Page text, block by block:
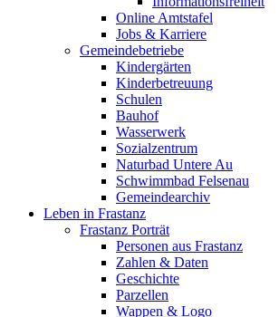
Online Amtstafel
Jobs & Karriere
Gemeindebetriebe
Kindergärten
Kinderbetreuung
Schulen
Bauhof
Wasserwerk
Sozialzentrum
Naturbad Untere Au
Schwimmbad Felsenau
Gemeindearchiv
Leben in Frastanz
Frastanz Porträt
Personen aus Frastanz
Zahlen & Daten
Geschichte
Parzellen
Wappen & Logo